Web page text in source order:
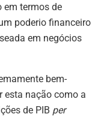
em termos de
poderio financeiro
em negócios
bem-
esta nação como a
de PIB per